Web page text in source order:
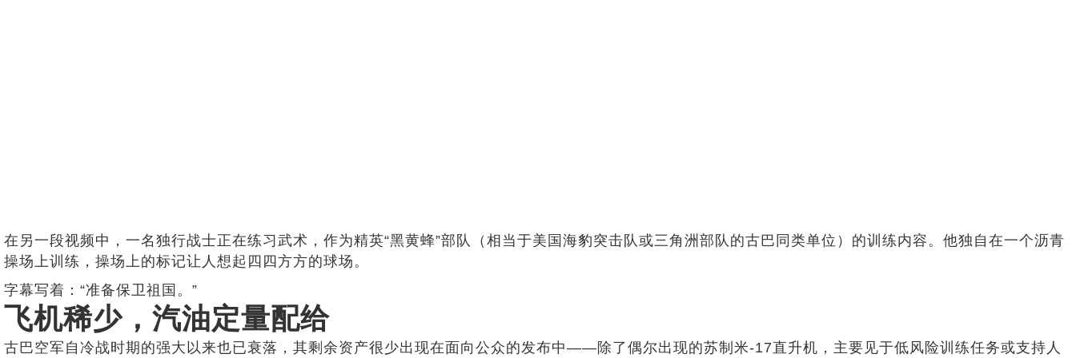
在另一段视频中，一名独行战士正在练习武术，作为精英“黑黄蜂”部队（相当于美国海豹突击队或三角洲部队的古巴同类单位）的训练内容。他独自在一个沥青
操场上训练，操场上的标记让人想起四四方方的球场。
字幕写着：“准备保卫祖国。”
飞机稀少，汽油定量配给
古巴空军自冷战时期的强大以来也已衰落，其剩余资产很少出现在面向公众的发布中——除了偶尔出现的苏制米-17直升机，主要见于低风险训练任务或支持人